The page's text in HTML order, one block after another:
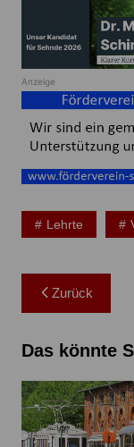
Anzeige
Lehrte
Zurück
Das könnte